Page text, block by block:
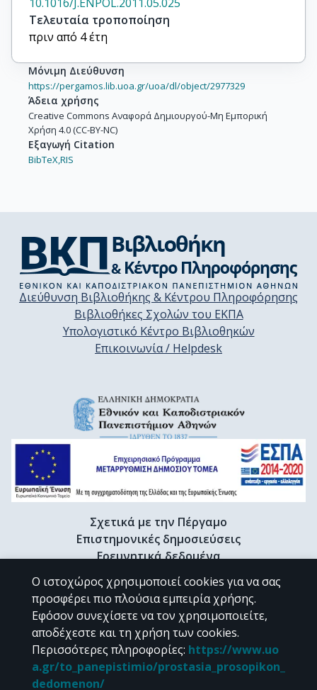
Τελευταία τροποποίηση
πριν από 4 έτη
Μόνιμη Διεύθυνση
https://pergamos.lib.uoa.gr/uoa/dl/object/2977329
Άδεια χρήσης
Creative Commons Αναφορά Δημιουργού-Μη Εμπορική
Χρήση 4.0 (CC-BY-NC)
Εξαγωγή Citation
BibTeX,RIS
Διεύθυνση Βιβλιοθήκης & Κέντρου Πληροφόρησης
Βιβλιοθήκες Σχολών του ΕΚΠΑ
Υπολογιστικό Κέντρο Βιβλιοθηκών
Επικοινωνία / Helpdesk
Σχετικά με την Πέργαμο
Επιστημονικές δημοσιεύσεις
Ερευνητικά δεδομένα
Διδακτορικές διατριβές & Γκρίζα βιβλιογραφία
Προφίλ Ερευνητή
CC BY-NC 4.0
Εκτός αν αναφέρεται διαφορετικά, το υλικό της "Περγάμου" διατίθεται
Ο ιστοχώρος χρησιμοποιεί cookies για να σας
προσφέρει πιο πλούσια εμπειρία χρήσης.
Εφόσον συνεχίσετε να τον χρησιμοποιείτε,
αποδέχεστε και τη χρήση των cookies.
Περισσότερες πληροφορίες: https://www.uo
a.gr/to_panepistimio/prostasia_prosopikon_
dedomenon/